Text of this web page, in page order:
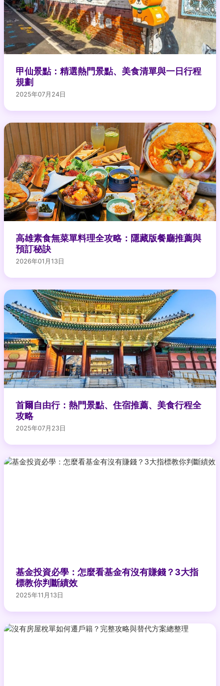
甲仙景點：精選熱門景點、美食清單與一日行程
規劃
2025年07月24日
高雄素食無菜單料理全攻略：隱藏版餐廳推薦與
預訂秘訣
2026年01月13日
首爾自由行：熱門景點、住宿推薦、美食行程全
攻略
2025年07月23日
基金投資必學：怎麼看基金有沒有賺錢？3大指
標教你判斷績效
2025年11月13日